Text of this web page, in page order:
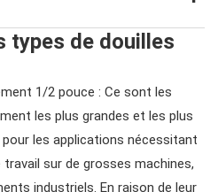
voiture
lubrification
vde
vde
types de douilles
1/2 pouce : Ce sont les
les plus grandes et les plus
les applications nécessitant
sur de grosses machines,
industriels. En raison de leur